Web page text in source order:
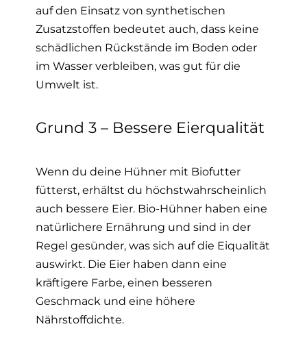
auf den Einsatz von synthetischen
Zusatzstoffen bedeutet auch, dass keine
schädlichen Rückstände im Boden oder
im Wasser verbleiben, was gut für die
Umwelt ist.
Grund 3 – Bessere Eierqualität
Wenn du deine Hühner mit Biofutter
fütterst, erhältst du höchstwahrscheinlich
auch bessere Eier. Bio-Hühner haben eine
natürlichere Ernährung und sind in der
Regel gesünder, was sich auf die Eiqualität
auswirkt. Die Eier haben dann eine
kräftigere Farbe, einen besseren
Geschmack und eine höhere
Nährstoffdichte.